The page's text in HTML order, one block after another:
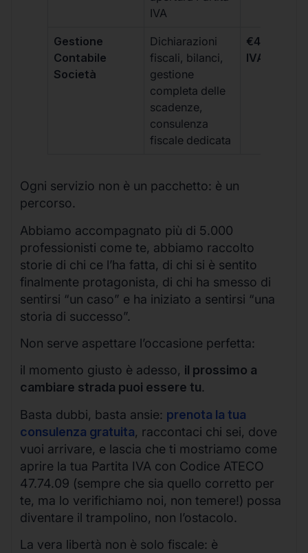
IVA
Gestione
Contabile
Società
Dichiarazioni
fiscali, bilanci,
gestione
completa delle
scadenze,
consulenza
fiscale dedicata
€499 +
IVA/
Ogni servizio non è un pacchetto: è un
percorso.
Abbiamo accompagnato più di 5.000
professionisti come te, abbiamo raccolto
storie di chi ce l’ha fatta, di chi si è sentito
finalmente protagonista, di chi ha smesso di
sentirsi “un caso” e ha iniziato a sentirsi “una
storia di successo”.
Non serve aspettare l’occasione perfetta:
il momento giusto è adesso, il prossimo a
cambiare strada puoi essere tu.
Basta dubbi, basta ansie: prenota la tua
consulenza gratuita, raccontaci chi sei, dove
vuoi arrivare, e lascia che ti mostriamo come
aprire la tua Partita IVA con Codice ATECO
47.74.09 (sempre che sia quello corretto per
te, ma lo verifichiamo noi, non temere!) possa
diventare il trampolino, non l’ostacolo.
La vera libertà non è solo fiscale: è